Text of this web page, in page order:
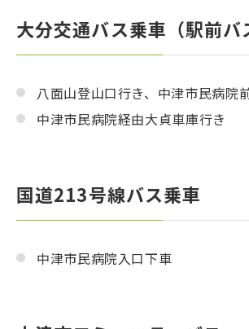
大分交通バス乗車（駅前バ
八面山登山口行き、中津市民病院
中津市民病院経由大貞車庫行き
国道213号線バス乗車
中津市民病院入口下車